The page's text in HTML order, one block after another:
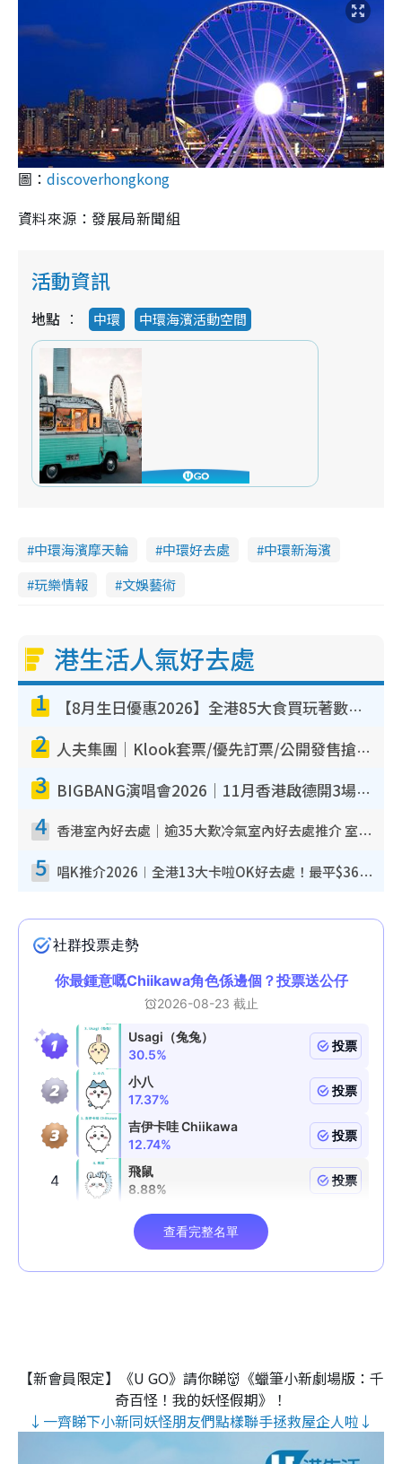
圖： discoverhongkong
資料來源：發展局新聞組
活動資訊
地點 中環 中環海濱活動空間
中環海濱摩天輪 中環好去處
中環新海濱
玩樂情報
文娛藝術
港生活人氣好去處
1 【8月生日優惠2026】全港85大食買玩著數攻略 自助餐/火鍋放題同行免費＋誠品/DONKI送現金券
2 人夫集團｜Klook套票/優先訂票/公開發售搶飛攻略！附票價.購票連結.場地座位表
3 BIGBANG演唱會2026｜11月香港啟德開3場！實名制VIP申請、優先購票攻略
4 香港室內好去處｜逾35大歎冷氣室內好去處推介 室內活動免費避雨無懼落雨
5 唱K推介2026︱全港13大卡啦OK好去處！最平$36起 日文K都有！(附地址+收費詳情)
【新會員限定】《U GO》請你睇👹《蠟筆小新劇場版：千
奇百怪！我的妖怪假期》！
↓一齊睇下小新同妖怪朋友們點樣聯手拯救屋企人啦↓